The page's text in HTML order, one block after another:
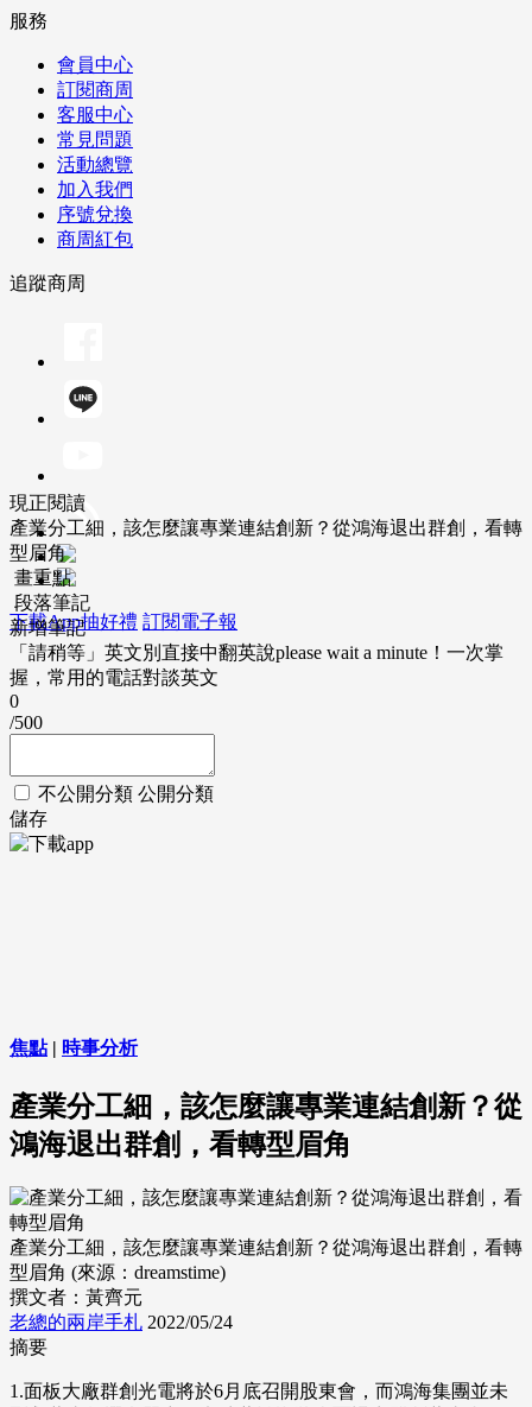
服務
會員中心
訂閱商周
客服中心
常見問題
活動總覽
加入我們
序號兌換
商周紅包
追蹤商周
下載App抽好禮 訂閱電子報
現正閱讀
產業分工細，該怎麼讓專業連結創新？從鴻海退出群創，看轉
型眉角
畫重點
段落筆記
新增筆記
「請稍等」英文別直接中翻英說please wait a minute！一次掌
握，常用的電話對談英文
0
/500
不公開分類 公開分類
儲存
焦點| 時事分析
產業分工細，該怎麼讓專業連結創新？從
鴻海退出群創，看轉型眉角
產業分工細，該怎麼讓專業連結創新？從鴻海退出群創，看轉
型眉角 (來源：dreamstime)
撰文者：黃齊元
老總的兩岸手札 2022/05/24
摘要
1.面板大廠群創光電將於6月底召開股東會，而鴻海集團並未